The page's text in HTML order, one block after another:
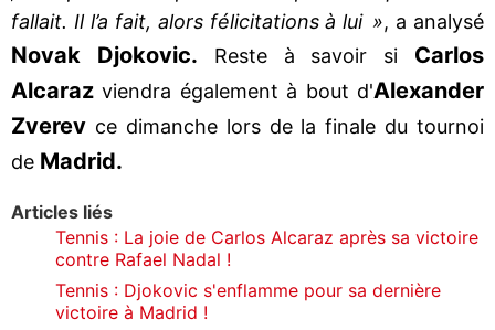
fallait. Il l’a fait, alors félicitations à lui », a analysé
Novak Djokovic. Reste à savoir si Carlos
Alcaraz viendra également à bout d'Alexander
Zverev ce dimanche lors de la finale du tournoi
de Madrid.
Articles liés
Tennis : La joie de Carlos Alcaraz après sa victoire
contre Rafael Nadal !
Tennis : Djokovic s'enflamme pour sa dernière
victoire à Madrid !